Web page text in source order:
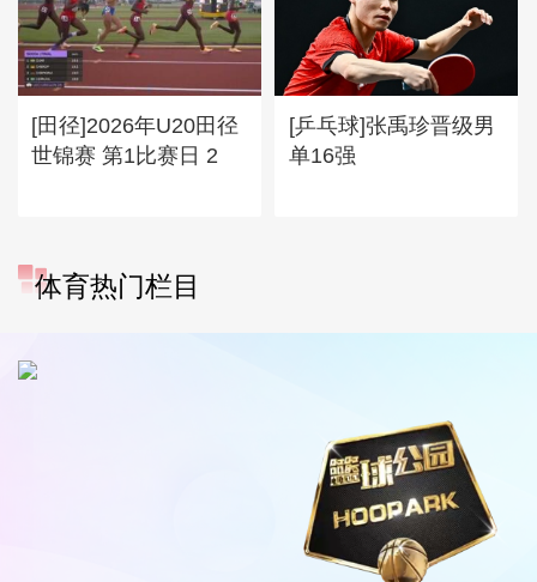
[田径]2026年U20田径
世锦赛 第1比赛日 2
[乒乓球]张禹珍晋级男
单16强
体育热门栏目